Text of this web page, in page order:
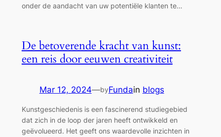
onder de aandacht van uw potentiële klanten te…
De betoverende kracht van kunst:
een reis door eeuwen creativiteit
Mar 12, 2024—byFundain blogs
Kunstgeschiedenis is een fascinerend studiegebied
dat zich in de loop der jaren heeft ontwikkeld en
geëvolueerd. Het geeft ons waardevolle inzichten in